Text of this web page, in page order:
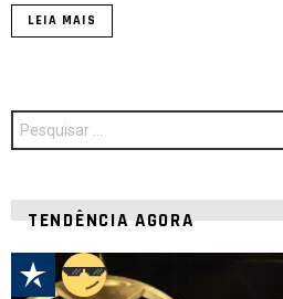
LEIA MAIS
Procurar
por:
TENDÊNCIA AGORA